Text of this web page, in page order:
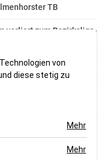
TB
verliert zum Bezirksliga-
Wochenende
macht sich bereit
in die
von
diese stetig zu
Mehr
Mehr